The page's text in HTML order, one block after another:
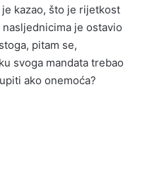
kazao, što je rijetkost
je ostavio
pitam se,
svoga mandata trebao
ako onemoća?